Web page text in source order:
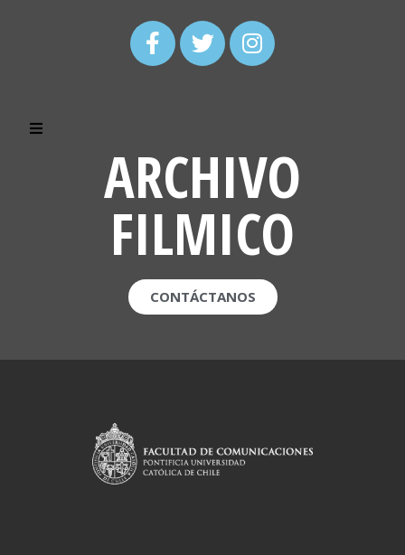
ARCHIVO
FILMICO
CONTÁCTANOS